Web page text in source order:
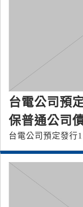
台電公司預
保普通公司
台電公司預定發行